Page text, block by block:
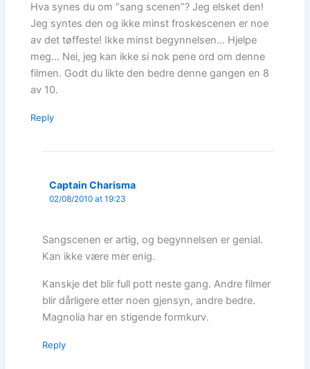
Hva synes du om “sang scenen”? Jeg elsket den!
Jeg syntes den og ikke minst froskescenen er noe
av det tøffeste! Ikke minst begynnelsen… Hjelpe
meg… Nei, jeg kan ikke si nok pene ord om denne
filmen. Godt du likte den bedre denne gangen en 8
av 10.
Reply
Captain Charisma
02/08/2010 at 19:23
Sangscenen er artig, og begynnelsen er genial.
Kan ikke være mer enig.
Kanskje det blir full pott neste gang. Andre filmer
blir dårligere etter noen gjensyn, andre bedre.
Magnolia har en stigende formkurv.
Reply